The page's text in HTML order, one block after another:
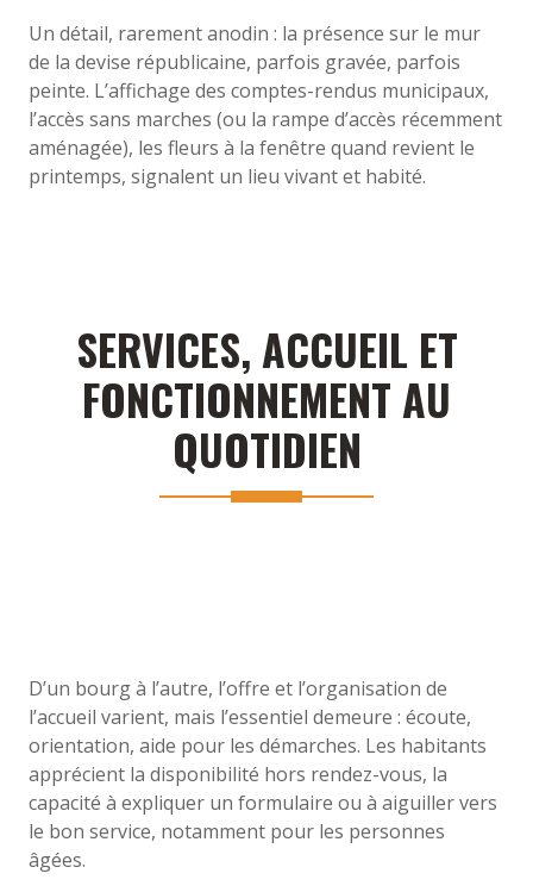
Un détail, rarement anodin : la présence sur le mur
de la devise républicaine, parfois gravée, parfois
peinte. L’affichage des comptes-rendus municipaux,
l’accès sans marches (ou la rampe d’accès récemment
aménagée), les fleurs à la fenêtre quand revient le
printemps, signalent un lieu vivant et habité.
SERVICES, ACCUEIL ET
FONCTIONNEMENT AU
QUOTIDIEN
D’un bourg à l’autre, l’offre et l’organisation de
l’accueil varient, mais l’essentiel demeure : écoute,
orientation, aide pour les démarches. Les habitants
apprécient la disponibilité hors rendez-vous, la
capacité à expliquer un formulaire ou à aiguiller vers
le bon service, notamment pour les personnes
âgées.